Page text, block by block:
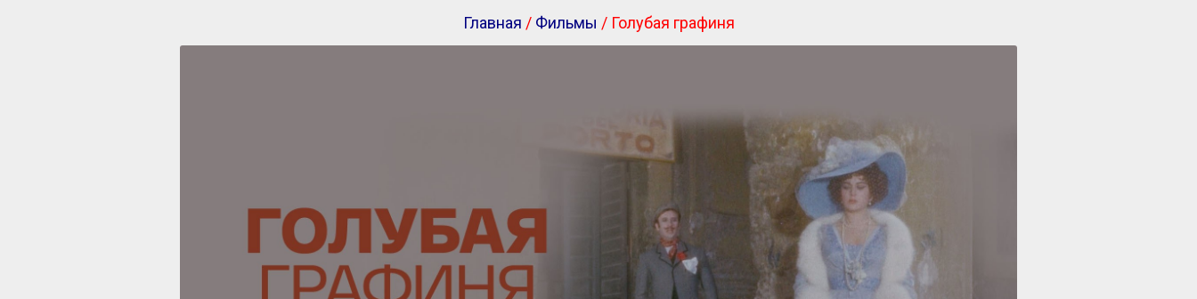
Главная / Фильмы / Голубая графиня